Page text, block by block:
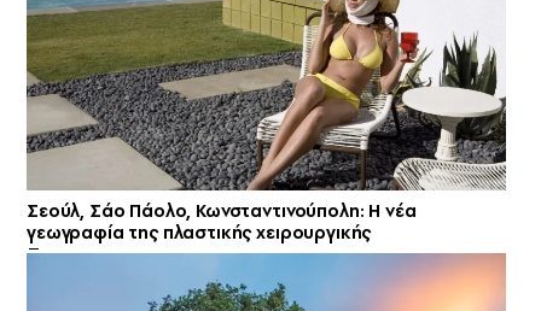
Σεούλ, Σάο Πάολο, Κωνσταντινούπολη: Η νέα
γεωγραφία της πλαστικής χειρουργικής